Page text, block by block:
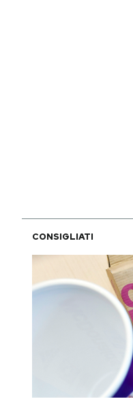
CONSIGLIATI